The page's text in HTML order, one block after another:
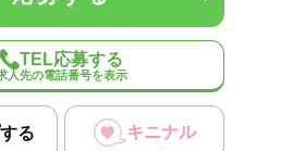
応募する
TEL応募する
人先の電話番号を表示
る キニナル